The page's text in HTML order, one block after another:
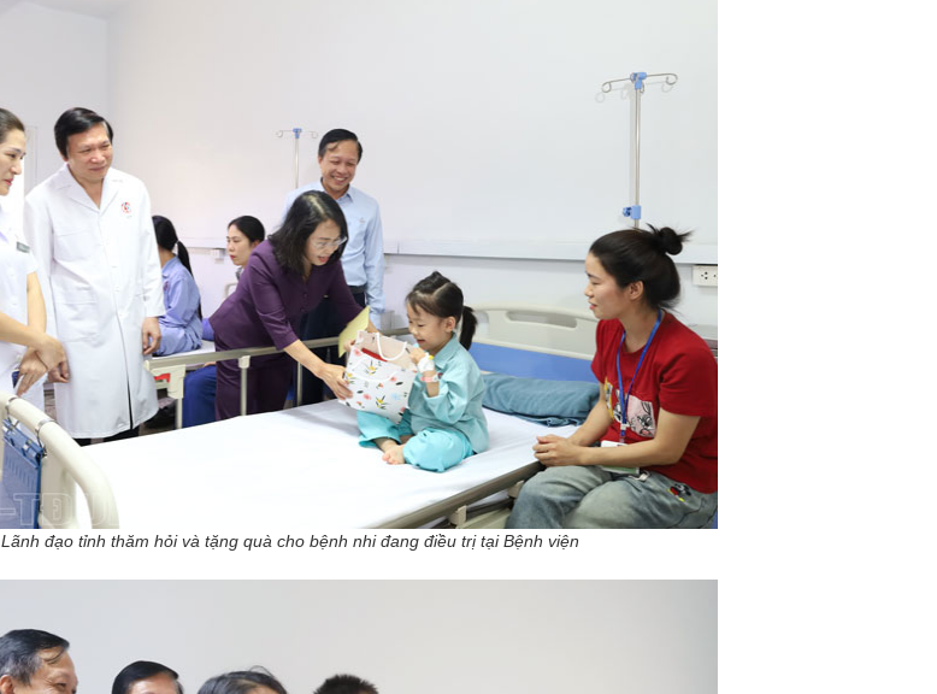
Lãnh đạo tỉnh thăm hỏi và tặng quà cho bệnh nhi đang điều trị tại Bệnh viện